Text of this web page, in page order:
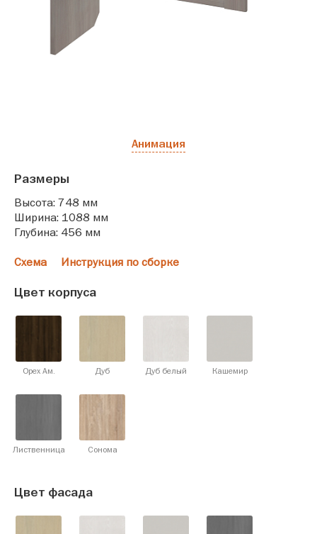
Анимация
Размеры
Высота: 748 мм
Ширина: 1088 мм
Глубина: 456 мм
Схема Инструкция по сборке
Цвет корпуса
Орех Ам. Дуб Дуб белый Кашемир
Лиственница Сонома
Цвет фасада